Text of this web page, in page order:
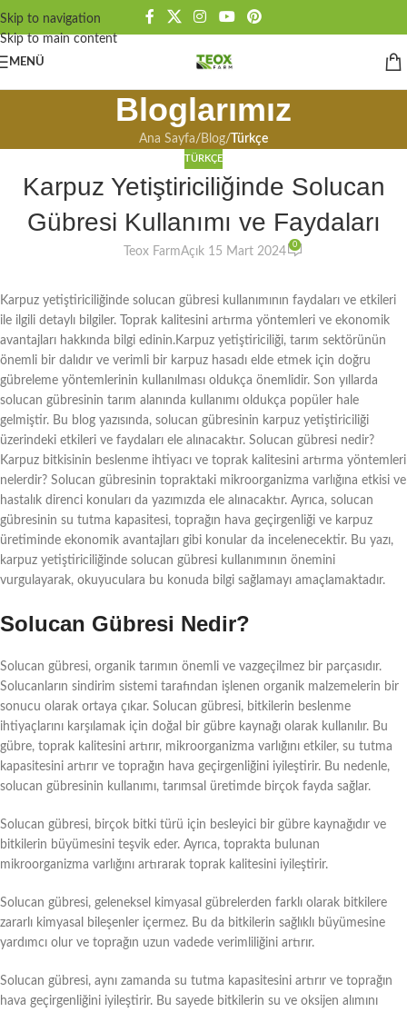
Skip to navigation
Skip to main content
MENÜ
Bloglarımız
Ana Sayfa/ Blog/ Türkçe
TÜRKÇE
Karpuz Yetiştiriciliğinde Solucan
Gübresi Kullanımı ve Faydaları
Teox FarmAçık 15 Mart 2024
0
Karpuz yetiştiriciliğinde solucan gübresi kullanımının faydaları ve etkileri
ile ilgili detaylı bilgiler. Toprak kalitesini artırma yöntemleri ve ekonomik
avantajları hakkında bilgi edinin.Karpuz yetiştiriciliği, tarım sektörünün
önemli bir dalıdır ve verimli bir karpuz hasadı elde etmek için doğru
gübreleme yöntemlerinin kullanılması oldukça önemlidir. Son yıllarda
solucan gübresinin tarım alanında kullanımı oldukça popüler hale
gelmiştir. Bu blog yazısında, solucan gübresinin karpuz yetiştiriciliği
üzerindeki etkileri ve faydaları ele alınacaktır. Solucan gübresi nedir?
Karpuz bitkisinin beslenme ihtiyacı ve toprak kalitesini artırma yöntemleri
nelerdir? Solucan gübresinin topraktaki mikroorganizma varlığına etkisi ve
hastalık direnci konuları da yazımızda ele alınacaktır. Ayrıca, solucan
gübresinin su tutma kapasitesi, toprağın hava geçirgenliği ve karpuz
üretiminde ekonomik avantajları gibi konular da incelenecektir. Bu yazı,
karpuz yetiştiriciliğinde solucan gübresi kullanımının önemini
vurgulayarak, okuyuculara bu konuda bilgi sağlamayı amaçlamaktadır.
Solucan Gübresi Nedir?
Solucan gübresi, organik tarımın önemli ve vazgeçilmez bir parçasıdır.
Solucanların sindirim sistemi tarafından işlenen organik malzemelerin bir
sonucu olarak ortaya çıkar. Solucan gübresi, bitkilerin beslenme
ihtiyaçlarını karşılamak için doğal bir gübre kaynağı olarak kullanılır. Bu
gübre, toprak kalitesini artırır, mikroorganizma varlığını etkiler, su tutma
kapasitesini artırır ve toprağın hava geçirgenliğini iyileştirir. Bu nedenle,
solucan gübresinin kullanımı, tarımsal üretimde birçok fayda sağlar.
Solucan gübresi, birçok bitki türü için besleyici bir gübre kaynağıdır ve
bitkilerin büyümesini teşvik eder. Ayrıca, toprakta bulunan
mikroorganizma varlığını artırarak toprak kalitesini iyileştirir.
Solucan gübresi, geleneksel kimyasal gübrelerden farklı olarak bitkilere
zararlı kimyasal bileşenler içermez. Bu da bitkilerin sağlıklı büyümesine
yardımcı olur ve toprağın uzun vadede verimliliğini artırır.
Solucan gübresi, aynı zamanda su tutma kapasitesini artırır ve toprağın
hava geçirgenliğini iyileştirir. Bu sayede bitkilerin su ve oksijen alımını